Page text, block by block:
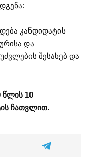
კანდიდატის
და
შესახებ და
წლის 10
ჩათვლით.